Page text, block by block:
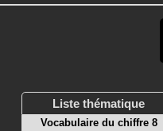
Liste thématique
Vocabulaire du chiffre 8